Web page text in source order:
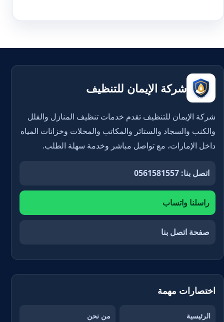
شركة الإيمان للتنظيف
شركة الإيمان للتنظيف تقدم خدمات تنظيف المنازل والفلل
والكنب والسجاد والستائر والمكاتب والمحلات وخزانات المياه
داخل الإمارات، مع تواصل مباشر وخدمة سهلة الطلب.
اتصل بنا: 0561581557
راسلنا واتساب
صفحة اتصل بنا
اختصارات مهمة
الرئيسية من نحن